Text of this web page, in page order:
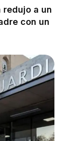
redujo a un
con un